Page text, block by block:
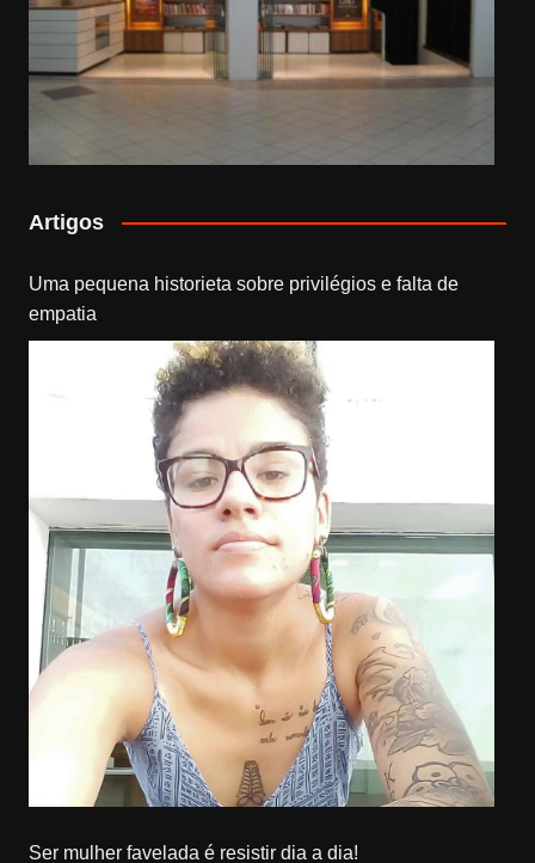
Artigos
Uma pequena historieta sobre privilégios e falta de
empatia
Ser mulher favelada é resistir dia a dia!